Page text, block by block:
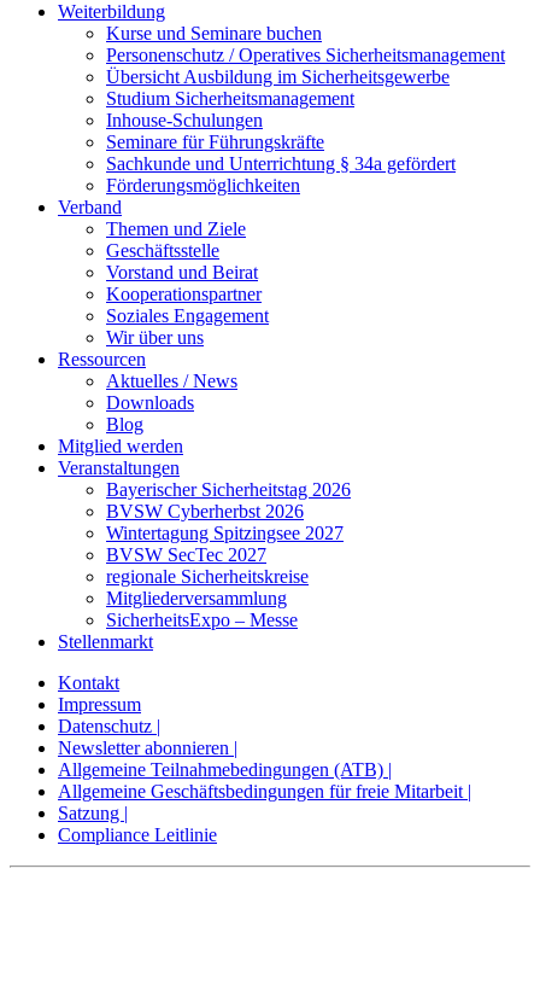
Weiterbildung
Kurse und Seminare buchen
Personenschutz / Operatives Sicherheitsmanagement
Übersicht Ausbildung im Sicherheitsgewerbe
Studium Sicherheitsmanagement
Inhouse-Schulungen
Seminare für Führungskräfte
Sachkunde und Unterrichtung § 34a gefördert
Förderungsmöglichkeiten
Verband
Themen und Ziele
Geschäftsstelle
Vorstand und Beirat
Kooperationspartner
Soziales Engagement
Wir über uns
Ressourcen
Aktuelles / News
Downloads
Blog
Mitglied werden
Veranstaltungen
Bayerischer Sicherheitstag 2026
BVSW Cyberherbst 2026
Wintertagung Spitzingsee 2027
BVSW SecTec 2027
regionale Sicherheitskreise
Mitgliederversammlung
SicherheitsExpo – Messe
Stellenmarkt
Kontakt
Impressum
Datenschutz |
Newsletter abonnieren |
Allgemeine Teilnahmebedingungen (ATB) |
Allgemeine Geschäftsbedingungen für freie Mitarbeit |
Satzung |
Compliance Leitlinie